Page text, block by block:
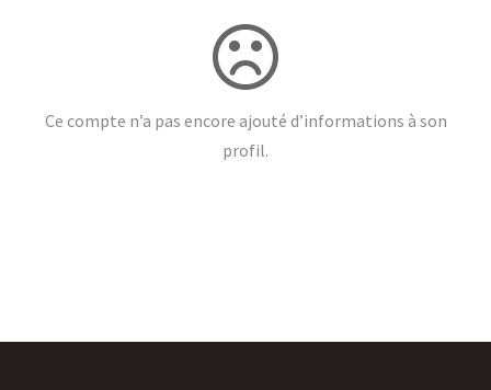
Ce compte n’a pas encore ajouté d’informations à son
profil.